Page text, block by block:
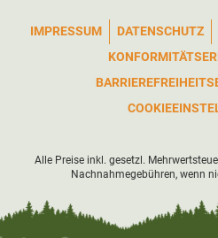
IMPRESSUM DATENSCHUTZ
Alle Preise inkl. gesetzl.
Nachnahmegebühren, wenn